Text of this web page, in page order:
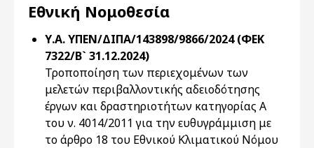
Εθνική Νομοθεσία
Υ.Α. ΥΠΕΝ/ΔΙΠΑ/143898/9866/2024 (ΦΕΚ
7322/Β` 31.12.2024)
Τροποποίηση των περιεχομένων των
μελετών περιβαλλοντικής αδειοδότησης
έργων και δραστηριοτήτων κατηγορίας Α
του ν. 4014/2011 για την ευθυγράμμιση με
το άρθρο 18 του Εθνικού Κλιματικού Νόμου